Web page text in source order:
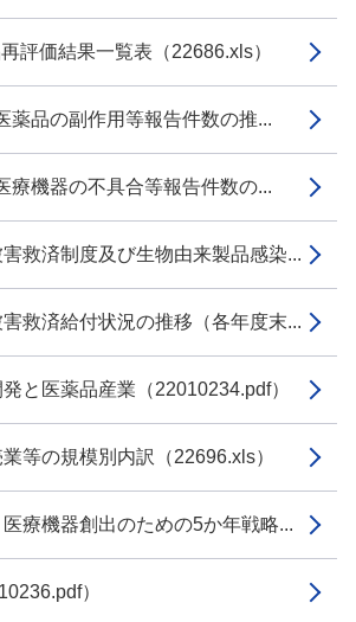
評価結果一覧表（22686.xls）
薬品の副作用等報告件数の推...
療機器の不具合等報告件数の...
救済制度及び生物由来製品感染...
救済給付状況の推移（各年度末...
と医薬品産業（22010234.pdf）
等の規模別内訳（22696.xls）
療機器創出のための5か年戦略...
）